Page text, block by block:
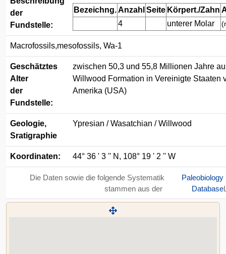
der
Fundstelle:
Bezeichng.Anzahl Seite Körpert./Zahn
4
unterer Molar
Macrofossils,mesofossils, Wa-1
Geschätztes
Alter
der
Fundstelle:
zwischen 50,3 und 55,8 Millionen Jahre
Willwood Formation in Vereinigte Staaten
Amerika (USA)
Geologie,
Sratigraphie
Ypresian / Wasatchian / Willwood
Koordinaten: 44° 36 ' 3 '' N, 108° 19 ' 2 '' W
Die Daten sowie die folgende Systematik
stammen aus der
Paleobiology
Database